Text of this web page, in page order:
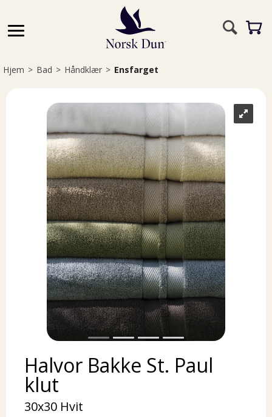
Hjem>Bad>Håndklær>Ensfarget
Halvor Bakke St. Paul
klut
30x30 Hvit